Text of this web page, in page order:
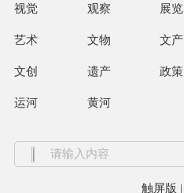
视觉 观察 展览
艺术 文物 文产
文创 遗产 政策
运河 黄河
触屏版 |